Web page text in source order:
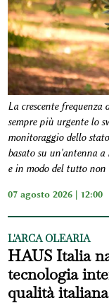
La crescente frequenza
sempre più urgente lo
monitoraggio dello
basato su un'antenna
e in modo del tutto non
07 agosto 2026 | 12:00
L'ARCA OLEARIA
HAUS Italia
tecnologia
qualità italiana